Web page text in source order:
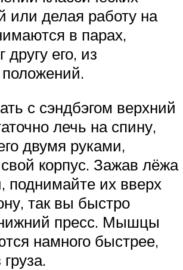
или делая работу на
в парах,
другу его, из
с сэндбэгом верхний
лечь на спину,
двумя руками,
корпус. Зажав лёжа
поднимайте их вверх
так вы быстро
пресс. Мышцы
намного быстрее,